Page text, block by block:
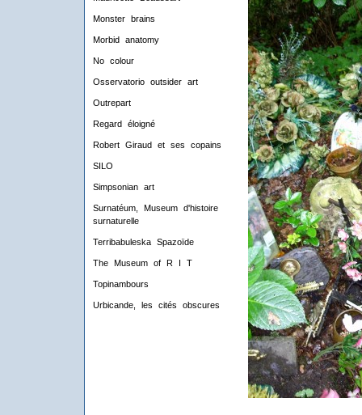
Monster brains
Morbid anatomy
No colour
Osservatorio outsider art
Outrepart
Regard éloigné
Robert Giraud et ses copains
SILO
Simpsonian art
Surnatéum, Museum d'histoire
surnaturelle
Terribabuleska Spazoïde
The Museum of R I T
Topinambours
Urbicande, les cités obscures